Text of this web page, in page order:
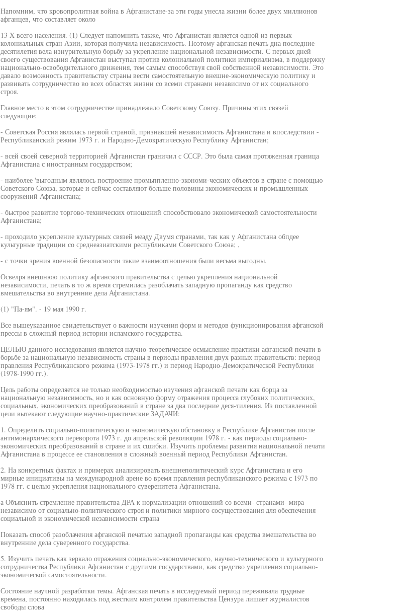
Напомним, что кровопролитная война в Афганистане-за эти годы унесла жизни более двух миллионов
афганцев, что составляет около
13 X всего населения. (1) Следует напомнить также, что Афганистан является одной из первых
колониальных стран Азии, которая получила независимость. Поэтому афганская печать дна последние
десятилетия вела изнурительную борьбу за укрепление национальной независимости. С первых дней
своего существования Афганистан выступал против колониальной политики империализма, в поддержку
национально-освободительного движения, тем самым способствуя свой собственной независимости. Это
давало возможность правительству страны вести самостоятельную внешне-экономическую политику и
развивать сотрудничество во всех областях жизни со всеми странами независимо от их социального
строя.
Главное место в этом сотрудничестве принадлежало Советскому Союзу. Причины этих связей
следующие:
- Советская Россия являлась первой страной, признавшей независимость Афганистана и впоследствии -
Республиканский режим 1973 г. и Народно-Демократическую Республику Афганистан;
- всей своей северной территорией Афганистан граничил с СССР. Это была самая протяженная граница
Афганистана с иностранным государством;
- наиболее 'выгодным являлось построение промьппленно-экономи-ческих объектов в стране с помощью
Советского Союза, которые и сейчас составляют больше половины экономических и промышленных
сооружений Афганистана;
- быстрое развитие торгово-технических отношений способствовало экономической самостоятельности
Афганистана;
- проходило укрепление культурных связей меаду Двумя странами, так как у Афганистана обпдее
культурные традиции со среднеазиатскими республиками Советского Союза; ,
- с точки зрения военной безопасности такие взаимоотношения были весьма выгодны.
Освелря внешнюю политику афганского правительства с целью укрепления национальной
независимости, печать в то ж время стремилась разоблачать западную пропаганду как средство
вмешательства во внутренние дела Афганистана.
(1) "Па-ям". - 19 мая 1990 г.
Все вышеуказанное свидетельствует о важности изучения форм и методов функционирования афганской
прессы в сложный период истории исламского государства.
ЦЕЛЬЮ данного исследования является научно-теоретическое осмысление практики афганской печати в
борьбе за национальную независимость страны в периоды правления двух разных правительств: период
правления Республиканского режима (1973-1978 гг.) и период Народно-Демократической Республики
(1978-1990 гг.).
Цель работы определяется не только необходимостью изучения афганской печати как борца за
национальную независимость, но и как основную форму отражения процесса глубоких политических,
социальных, экономических преобразований в стране за два последние деся-тиления. Из поставленной
цели вытекают следующие научно-практические ЗАДАЧИ:
1. Определить социально-политическую и экономическую обстановку в Республике Афганистан после
антимонархического переворота 1973 г. до апрельской революции 1978 г. - как периоды социально-
экономических преобразований в стране и их сшибки. Изучить проблемы развития национальной печати
Афганистана в процессе ее становления в сложный военный период Республики Афганистан.
2. На конкретных фактах и примерах анализировать внешнеполитический курс Афганистана и его
мирные инициативы на международной арене во время правления республиканского режима с 1973 по
1978 гг. с целью укрепления национального суверенитета Афганистана.
а Объяснить стремление правительства ДРА к нормализации отношений со всеми- странами- мира
независимо от социально-политического строя и политики мирного сосуществования для обеспечения
социальной и экономической независимости страна
Показать способ разоблачения афганской печатью западной пропаганды как средства вмешательства во
внутренние дела суверенного государства.
5. Изучить печать как зеркало отражения социально-экономического, научно-технического и культурного
сотрудничества Республики Афганистан с другими государствами, как средство укрепления социально-
экономической самостоятельности.
Состояние научной разработки темы. Афганская печать в исследуемый период переживала трудные
времена, постоянно находилась под жестким контролем правительства Цензура лишает журналистов
свободы слова